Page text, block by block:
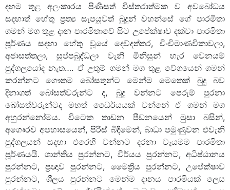
දහම තුළ අලංකාරය පිණිසත් විස්තරාත්මක ව අවබෝධය
සදහාත් හේතු ප්‍රත්‍ය සැපයූවත් බුදුන් වහන්සේ ගේ පාරමිතා
ගමන් මග තුළ දාන පාරමිතාවේ සිට උපේක්ෂාව දක්වා පාරමිතා
පූර්ණය සදහා හේතු වූයේ දෙව්දත්තර, චිංචිමාණවිකාවලා,
අජාසත්තලා, සුප්පබුද්ධලා වැනි මිනිසුන් හැර වෙනයම්
පුද්ගලයෝද නැත…. ඒ උතුම් ගමන් මග තුළ වේගයෙන් ගමන්
කරන්නට ගෞතම බෝසතුන්ට මෙන්ම මෙතෙක් බුදු බව
දිනාගත් බෝසත්වරුන්ට ද, බුදු වන්නට පෙරුම් පුරනා
බෝසත්වරුන්ටද මහත් ධෛර්යයක් වන්නේ ඒ ගමන් මග
අහුරන්නෝමය. විටෙක තාඩන පීඩනයෙන් මුසා බසින්,
අගෞරව අපහාසයෙන්, පිරිස් බිදීමෙන්, බාධා පමුණුවන එවැනි
පුද්ගලයන් සදහා එරෙහි වන්නට දරනා වෑයමම පාරමිතා
පූර්ණයයි. ශාන්තිය පුරන්නට, වීර්යය පුරන්නට, අධිෂ්ඨානය
පුරන්නට, ප්‍රඥාව පුරන්නට, මෛත්‍රිය පුරන්නට, උපේක්ෂාව
පුරන්නට, ශීලය පුරන්නට මෙන්ම දානය පාරමියක් ලෙස